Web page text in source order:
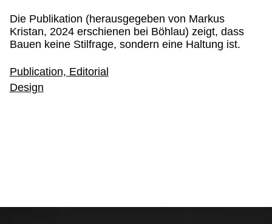
Die Publikation (herausgegeben von Markus
Kristan, 2024 erschienen bei Böhlau) zeigt, dass
Bauen keine Stilfrage, sondern eine Haltung ist.
Publication, Editorial
Design